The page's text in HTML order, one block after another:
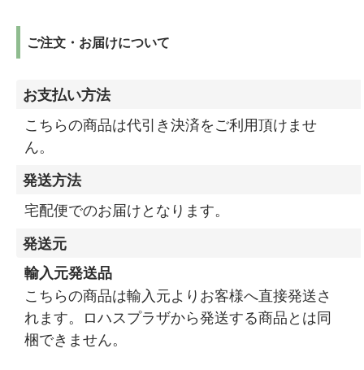
ご注文・お届けについて
お支払い方法
こちらの商品は代引き決済をご利用頂けませ
ん。
発送方法
宅配便でのお届けとなります。
発送元
輸入元発送品
こちらの商品は輸入元よりお客様へ直接発送さ
れます。ロハスプラザから発送する商品とは同
梱できません。